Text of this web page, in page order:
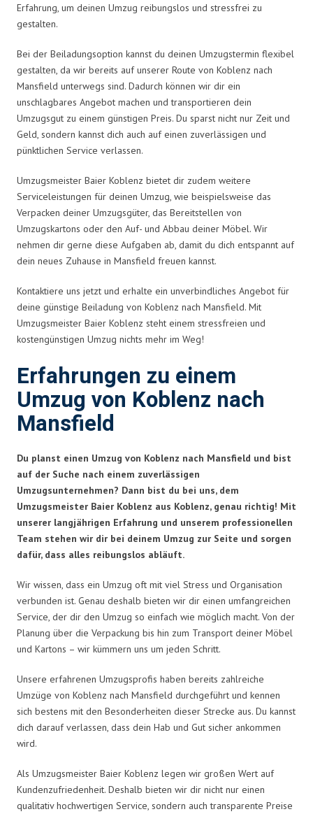
Erfahrung, um deinen Umzug reibungslos und stressfrei zu
gestalten.
Bei der Beiladungsoption kannst du deinen Umzugstermin flexibel
gestalten, da wir bereits auf unserer Route von Koblenz nach
Mansfield unterwegs sind. Dadurch können wir dir ein
unschlagbares Angebot machen und transportieren dein
Umzugsgut zu einem günstigen Preis. Du sparst nicht nur Zeit und
Geld, sondern kannst dich auch auf einen zuverlässigen und
pünktlichen Service verlassen.
Umzugsmeister Baier Koblenz bietet dir zudem weitere
Serviceleistungen für deinen Umzug, wie beispielsweise das
Verpacken deiner Umzugsgüter, das Bereitstellen von
Umzugskartons oder den Auf- und Abbau deiner Möbel. Wir
nehmen dir gerne diese Aufgaben ab, damit du dich entspannt auf
dein neues Zuhause in Mansfield freuen kannst.
Kontaktiere uns jetzt und erhalte ein unverbindliches Angebot für
deine günstige Beiladung von Koblenz nach Mansfield. Mit
Umzugsmeister Baier Koblenz steht einem stressfreien und
kostengünstigen Umzug nichts mehr im Weg!
Erfahrungen zu einem
Umzug von Koblenz nach
Mansfield
Du planst einen Umzug von Koblenz nach Mansfield und bist
auf der Suche nach einem zuverlässigen
Umzugsunternehmen? Dann bist du bei uns, dem
Umzugsmeister Baier Koblenz aus Koblenz, genau richtig! Mit
unserer langjährigen Erfahrung und unserem professionellen
Team stehen wir dir bei deinem Umzug zur Seite und sorgen
dafür, dass alles reibungslos abläuft.
Wir wissen, dass ein Umzug oft mit viel Stress und Organisation
verbunden ist. Genau deshalb bieten wir dir einen umfangreichen
Service, der dir den Umzug so einfach wie möglich macht. Von der
Planung über die Verpackung bis hin zum Transport deiner Möbel
und Kartons – wir kümmern uns um jeden Schritt.
Unsere erfahrenen Umzugsprofis haben bereits zahlreiche
Umzüge von Koblenz nach Mansfield durchgeführt und kennen
sich bestens mit den Besonderheiten dieser Strecke aus. Du kannst
dich darauf verlassen, dass dein Hab und Gut sicher ankommen
wird.
Als Umzugsmeister Baier Koblenz legen wir großen Wert auf
Kundenzufriedenheit. Deshalb bieten wir dir nicht nur einen
qualitativ hochwertigen Service, sondern auch transparente Preise